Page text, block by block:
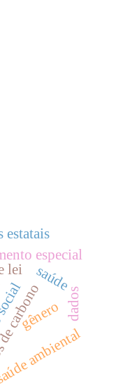
lei
especial
estatais
saúde
ambiental
gênero dados